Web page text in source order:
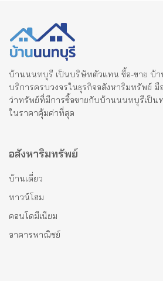
บ้านนนทบุรี เป็นบริษัทตัวแทน ซื้อ-ขาย บ้า
บริการครบวงจรในธุรกิจอสังหาริมทรัพย์
ว่าทรัพย์ที่มีการซื้อขายกับบ้านนนทบุรีเป็
ในราคาคุ้มค่าที่สุด
อสังหาริมทรัพย์
บ้านเดี่ยว
ทาวน์โฮม
คอนโดมีเนียม
อาคารพาณิชย์